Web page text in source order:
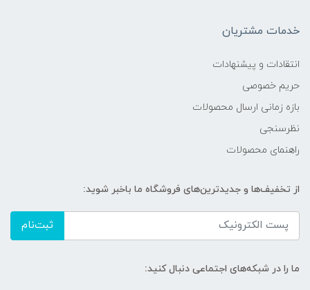
خدمات مشتریان
انتقادات و پیشنهادات
حریم خصوصی
بازه زمانی ارسال محصولات
نظرسنجی
راهنمای محصولات
از تخفیف‌ها و جدیدترین‌های فروشگاه ما باخبر شوید:
ثبت‌نام
ما را در شبکه‌های اجتماعی دنبال کنید: